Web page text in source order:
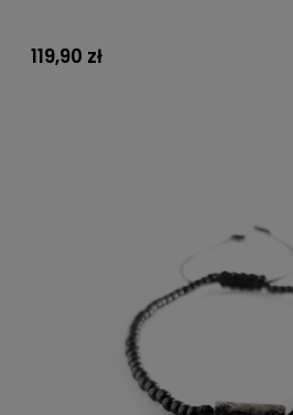
119,90 zł